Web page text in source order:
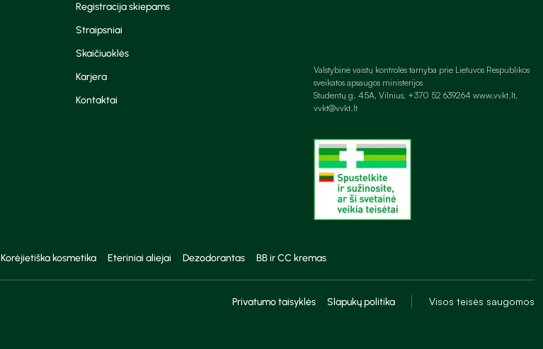
Registracija skiepams
Straipsniai
Skaičiuoklės
Karjera
Kontaktai
Valstybinė vaistų kontrolės tarnyba prie Lietuvos Respublikos
sveikatos apsaugos ministerijos
Studentų g. 45A, Vilnius, +370 52 639264 www.vvkt.lt,
vvkt@vvkt.lt
Korėjietiška kosmetika Eteriniai aliejai Dezodorantas BB ir CC kremas
Visos teisės saugomos
Privatumo taisyklės Slapukų politika